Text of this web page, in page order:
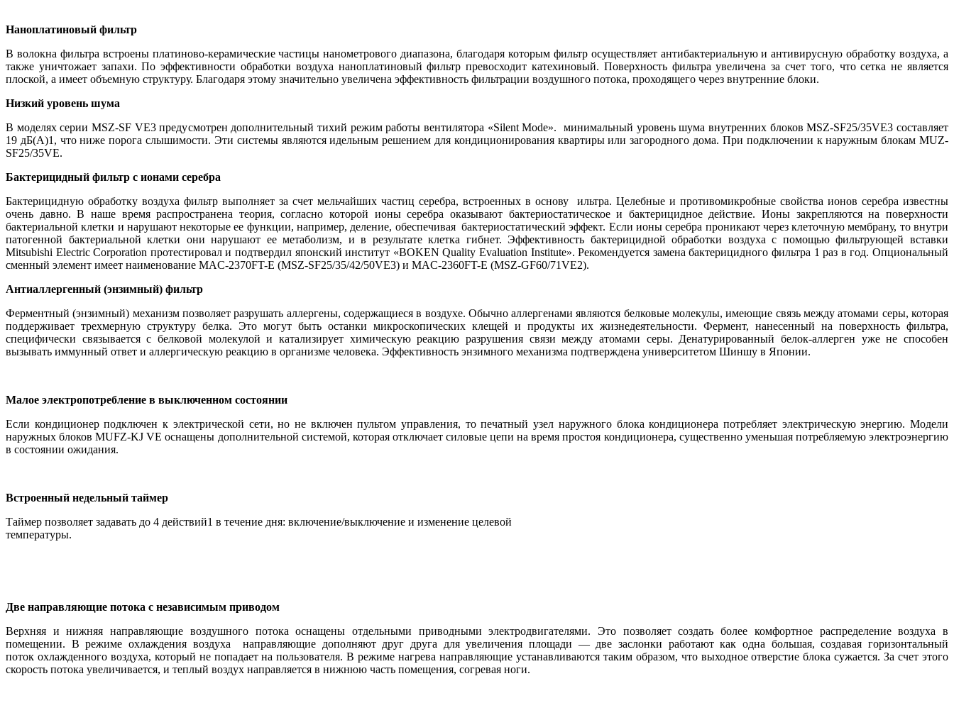
Наноплатиновый фильтр
В волокна фильтра встроены платиново-керамические частицы нанометрового диапазона, благодаря которым фильтр осуществляет антибактериальную и антивирусную обработку воздуха, а
также уничтожает запахи. По эффективности обработки воздуха наноплатиновый фильтр превосходит катехиновый. Поверхность фильтра увеличена за счет того, что сетка не является
плоской, а имеет объемную структуру. Благодаря этому значительно увеличена эффективность фильтрации воздушного потока, проходящего через внутренние блоки.
Низкий уровень шума
В моделях серии MSZ-SF VE3 предусмотрен дополнительный тихий режим работы вентилятора «Silent Mode». минимальный уровень шума внутренних блоков MSZ-SF25/35VE3 составляет
19 дБ(А)1, что ниже порога слышимости. Эти системы являются идельным решением для кондиционирования квартиры или загородного дома. При подключении к наружным блокам MUZ-
SF25/35VE.
Бактерицидный фильтр с ионами серебра
Бактерицидную обработку воздуха фильтр выполняет за счет мельчайших частиц серебра, встроенных в основу ильтра. Целебные и противомикробные свойства ионов серебра известны
очень давно. В наше время распространена теория, согласно которой ионы серебра оказывают бактериостатическое и бактерицидное действие. Ионы закрепляются на поверхности
бактериальной клетки и нарушают некоторые ее функции, например, деление, обеспечивая бактериостатический эффект. Если ионы серебра проникают через клеточную мембрану, то внутри
патогенной бактериальной клетки они нарушают ее метаболизм, и в результате клетка гибнет. Эффективность бактерицидной обработки воздуха с помощью фильтрующей вставки
Mitsubishi Electric Corporation протестировал и подтвердил японский институт «BOKEN Quality Evaluation Institute». Рекомендуется замена бактерицидного фильтра 1 раз в год. Опциональный
сменный элемент имеет наименование MAC-2370FT-E (MSZ-SF25/35/42/50VE3) и MAC-2360FT-E (MSZ-GF60/71VE2).
Антиаллергенный (энзимный) фильтр
Ферментный (энзимный) механизм позволяет разрушать аллергены, содержащиеся в воздухе. Обычно аллергенами являются белковые молекулы, имеющие связь между атомами серы, которая
поддерживает трехмерную структуру белка. Это могут быть останки микроскопических клещей и продукты их жизнедеятельности. Фермент, нанесенный на поверхность фильтра,
специфически связывается с белковой молекулой и катализирует химическую реакцию разрушения связи между атомами серы. Денатурированный белок-аллерген уже не способен
вызывать иммунный ответ и аллергическую реакцию в организме человека. Эффективность энзимного механизма подтверждена университетом Шиншу в Японии.
Малое электропотребление в выключенном состоянии
Если кондиционер подключен к электрической сети, но не включен пультом управления, то печатный узел наружного блока кондиционера потребляет электрическую энергию. Модели
наружных блоков MUFZ-KJ VE оснащены дополнительной системой, которая отключает силовые цепи на время простоя кондиционера, существенно уменьшая потребляемую электроэнергию
в состоянии ожидания.
Встроенный недельный таймер
Таймер позволяет задавать до 4 действий1 в течение дня: включение/выключение и изменение целевой
температуры.
Две направляющие потока с независимым приводом
Верхняя и нижняя направляющие воздушного потока оснащены отдельными приводными электродвигателями. Это позволяет создать более комфортное раcпределение воздуха в
помещении. В режиме охлаждения воздуха направляющие дополняют друг друга для увеличения площади — две заслонки работают как одна большая, создавая горизонтальный
поток охлажденного воздуха, который не попадает на пользователя. В режиме нагрева направляющие устанавливаются таким образом, что выходное отверстие блока сужается. За счет этого
скорость потока увеличивается, и теплый воздух направляется в нижнюю часть помещения, согревая ноги.